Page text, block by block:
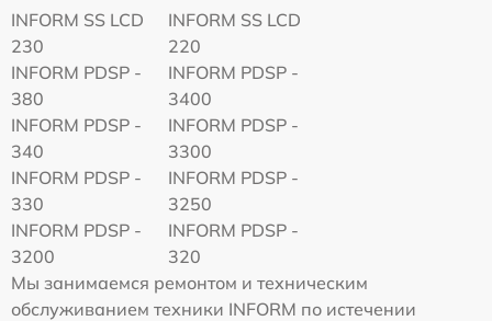
INFORM SS LCD
230
INFORM SS LCD
220
INFORM PDSP -
380
INFORM PDSP -
3400
INFORM PDSP -
340
INFORM PDSP -
3300
INFORM PDSP -
330
INFORM PDSP -
3250
INFORM PDSP -
3200
INFORM PDSP -
320
Мы занимаемся ремонтом и техническим
обслуживанием техники INFORM по истечении